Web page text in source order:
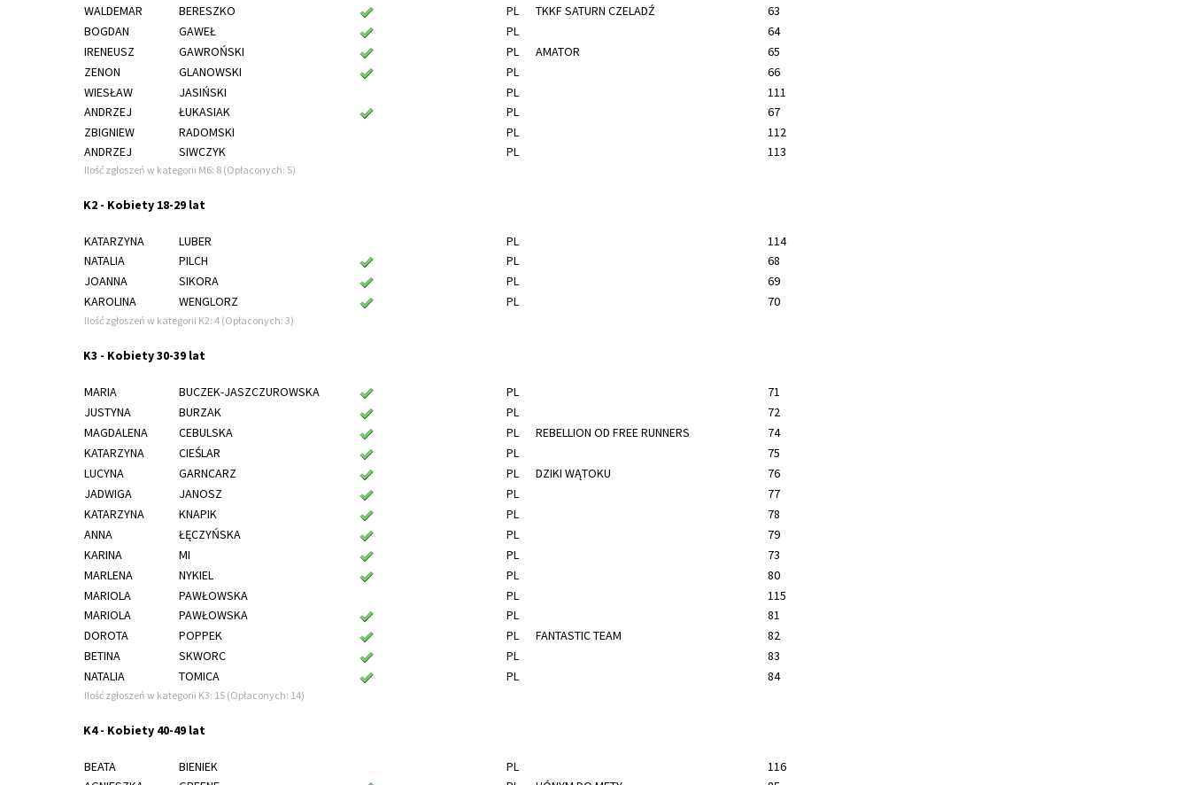
WALDEMAR BERESZKO PL TKKF SATURN CZELADŹ
63
BOGDAN
GAWEŁ PL
64
IRENEUSZ
GAWROŃSKI PL AMATOR
65
ZENON
GLANOWSKI PL
66
WIESŁAW
JASIŃSKI PL
111
ANDRZEJ
ŁUKASIAK PL
67
ZBIGNIEW
RADOMSKI PL
112
ANDRZEJ
SIWCZYK PL 113
Ilość zgłoszeń w kategorii M6: 8 (Opłaconych: 5)
K2 - Kobiety 18-29 lat
KATARZYNA LUBER PL
114
NATALIA
PILCH PL
68
JOANNA
SIKORA PL
69
KAROLINA
WENGLORZ PL 70
Ilość zgłoszeń w kategorii K2: 4 (Opłaconych: 3)
K3 - Kobiety 30-39 lat
MARIA BUCZEK-JASZCZUROWSKA PL
71
JUSTYNA
BURZAK PL
72
MAGDALENA
CEBULSKA PL REBELLION OD FREE RUNNERS
74
KATARZYNA
CIEŚLAR PL
75
LUCYNA
GARNCARZ PL DZIKI WĄTOKU
76
JADWIGA
JANOSZ PL
77
KATARZYNA
KNAPIK PL
78
ANNA
ŁĘCZYŃSKA PL
79
KARINA
MI PL
73
MARLENA
NYKIEL PL
80
MARIOLA
PAWŁOWSKA PL
115
MARIOLA
PAWŁOWSKA PL
81
DOROTA
POPPEK PL FANTASTIC TEAM
82
BETINA
SKWORC PL
83
NATALIA
TOMICA PL 84
Ilość zgłoszeń w kategorii K3: 15 (Opłaconych: 14)
K4 - Kobiety 40-49 lat
BEATA BIENIEK PL
116